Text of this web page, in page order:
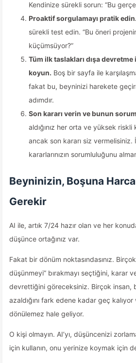
Kendinize sürekli sorun: “Bu
Proaktif sorgulamayı pratik edin.
sürekli test edin. “Bu öneri
küçümsüyor?”
Tüm ilk taslakları dışa devretme
koyun. Boş bir sayfa ile
fakat bu, beyninizi harekete
adımdır.
Son kararı verin ve bunun
aldığınız her orta ve yüksek riskli
ancak son kararı siz
kararlarınızın sorumluluğunu
Beyninizin, Boşuna
Gerekir
AI ile, artık 7/24 hazır olan ve her
düşünce ortağınız var.
Fakat bir dönüm noktasındasınız.
düşünmeyi” bırakmayı seçtiğini, karar
devrettiğini göreceksiniz. Birçok insan,
azaldığını fark edene kadar geç
dönülemez hale geliyor.
O kişi olmayın. AI’yı, düşüncenizi
için kullanın, onu yerinize koymak için